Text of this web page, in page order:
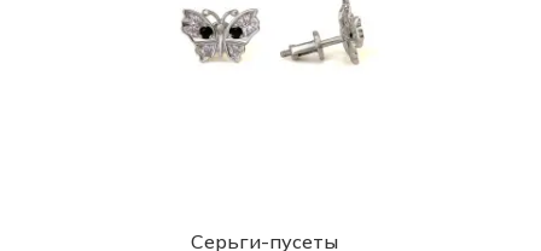
Серьги-пусеты